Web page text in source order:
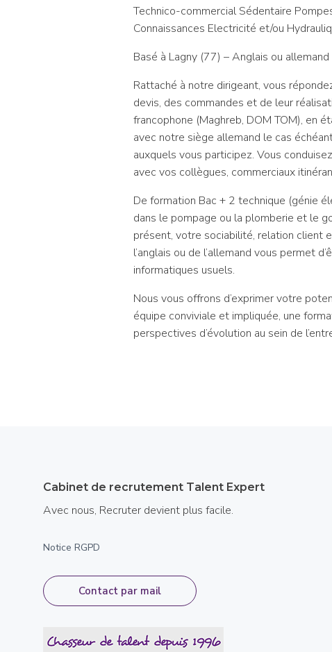
Technico-commercial Sédentaire
Connaissances Electricité et/ou
Basé à Lagny (77) – Anglais ou
Rattaché à notre dirigeant, vous
devis, des commandes et de leur
francophone (Maghreb, DOM TOM), en
avec notre siège allemand le cas
auxquels vous participez. Vous
avec vos collègues, commerciaux
De formation Bac + 2 technique (génie
dans le pompage ou la plomberie et le
présent, votre sociabilité, relation client
l’anglais ou de l’allemand vous permet
informatiques usuels.
Nous vous offrons d’exprimer votre
équipe conviviale et impliquée, une
perspectives d’évolution au sein de
Cabinet de recrutement Talent Expert
Avec nous, Recruter devient plus facile.
Notice RGPD
Contact par mail